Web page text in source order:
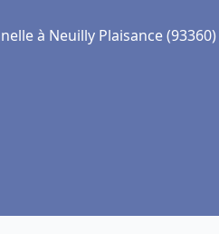
à Neuilly Plaisance (93360)